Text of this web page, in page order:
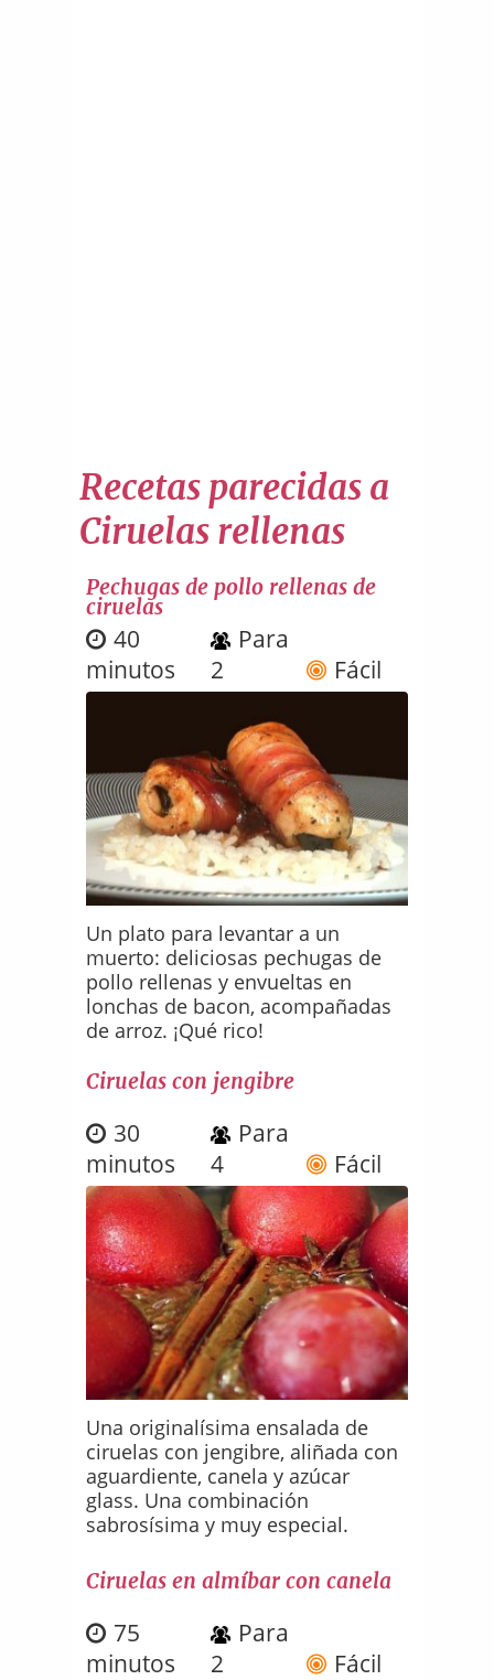
Recetas parecidas a
Ciruelas rellenas
Pechugas de pollo rellenas de
ciruelas
40
minutos
Para
2
Fácil
Un plato para levantar a un
muerto: deliciosas pechugas de
pollo rellenas y envueltas en
lonchas de bacon, acompañadas
de arroz. ¡Qué rico!
Ciruelas con jengibre
30
minutos
Para
4
Fácil
Una originalísima ensalada de
ciruelas con jengibre, aliñada con
aguardiente, canela y azúcar
glass. Una combinación
sabrosísima y muy especial.
Ciruelas en almíbar con canela
75
minutos
Para
2
Fácil